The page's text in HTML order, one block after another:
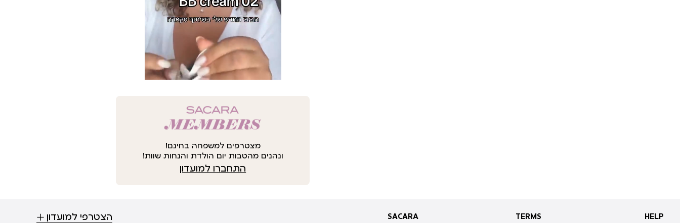
מצטרפים למשפחה בחינם!
ונהנים מהטבות יום הולדת והנחות שוות!
התחברו למועדון
HELP
HELP
TERMS
TERMS
SACARA
SACARA הצטרפי למועדון